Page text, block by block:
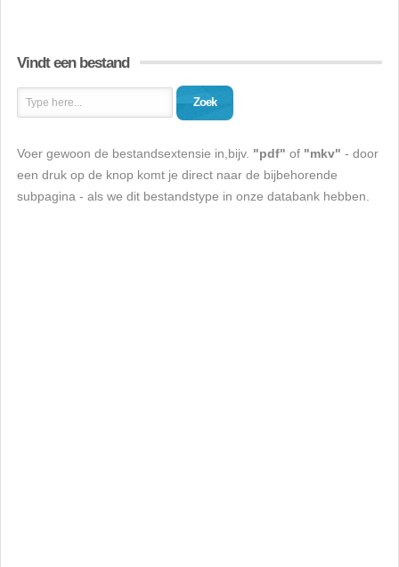
Vindt een bestand
Zoek
Voer gewoon de bestandsextensie in,bijv. "pdf" of "mkv" - door
een druk op de knop komt je direct naar de bijbehorende
subpagina - als we dit bestandstype in onze databank hebben.